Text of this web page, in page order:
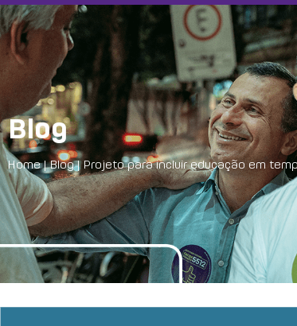
Blog
Home|Blog|Projeto para incluir educação em